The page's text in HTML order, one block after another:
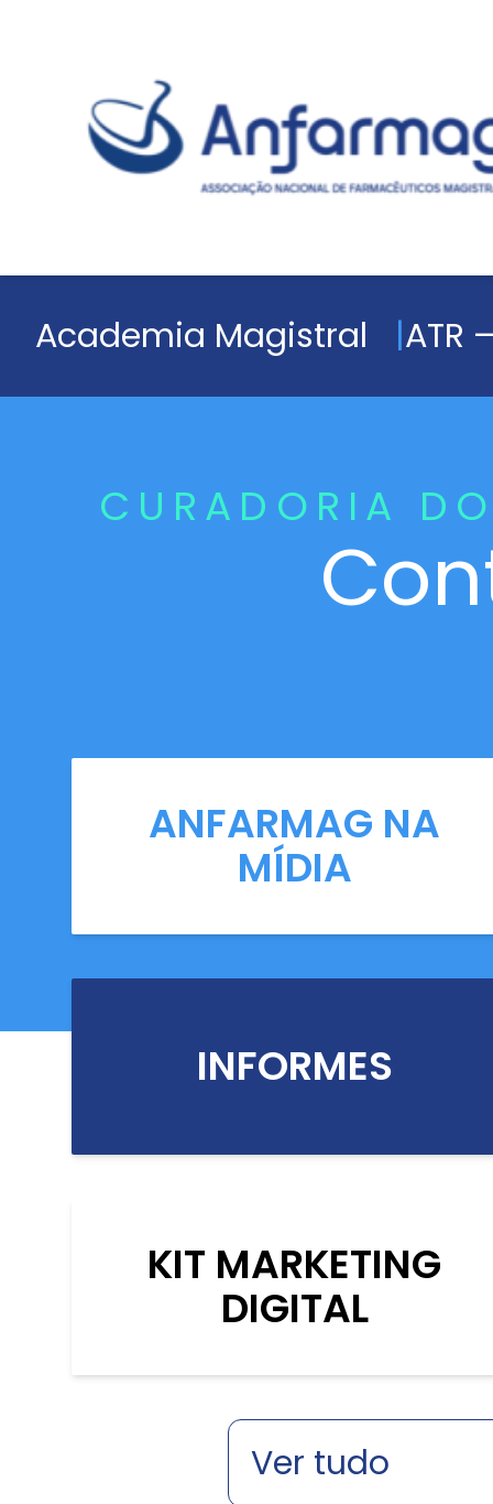
Academia Magistral ATR
CURADORIA
ANFARMAG NA
MÍDIA
INFORMES
KIT MARKETING
DIGITAL